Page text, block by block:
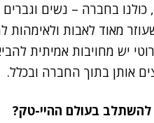
כולנו בחברה – נשים
מאוד לאבות ולאימהות
יש מחויבות אמיתית
אותן בתוך החברה ובכלל.
בעולם ההיי-טק?